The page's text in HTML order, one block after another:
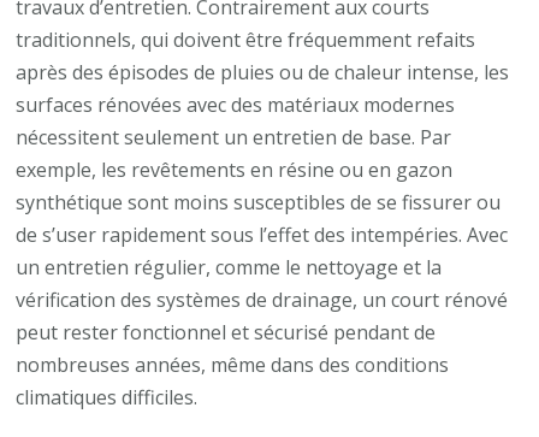
travaux d’entretien. Contrairement aux courts
traditionnels, qui doivent être fréquemment refaits
après des épisodes de pluies ou de chaleur intense, les
surfaces rénovées avec des matériaux modernes
nécessitent seulement un entretien de base. Par
exemple, les revêtements en résine ou en gazon
synthétique sont moins susceptibles de se fissurer ou
de s’user rapidement sous l’effet des intempéries. Avec
un entretien régulier, comme le nettoyage et la
vérification des systèmes de drainage, un court rénové
peut rester fonctionnel et sécurisé pendant de
nombreuses années, même dans des conditions
climatiques difficiles.